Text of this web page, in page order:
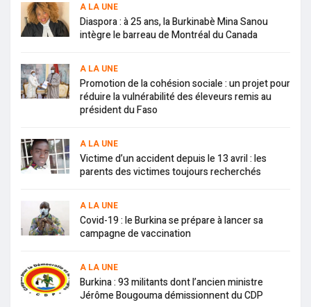
A LA UNE
Diaspora : à 25 ans, la Burkinabè Mina Sanou
intègre le barreau de Montréal du Canada
A LA UNE
Promotion de la cohésion sociale : un projet pour
réduire la vulnérabilité des éleveurs remis au
président du Faso
A LA UNE
Victime d’un accident depuis le 13 avril : les
parents des victimes toujours recherchés
A LA UNE
Covid-19 : le Burkina se prépare à lancer sa
campagne de vaccination
A LA UNE
Burkina : 93 militants dont l’ancien ministre
Jérôme Bougouma démissionnent du CDP